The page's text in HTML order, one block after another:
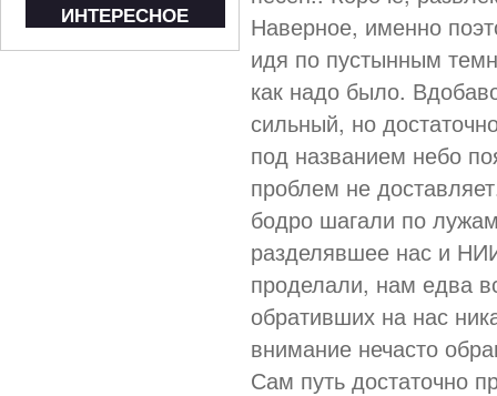
Наверное, именно
идя по пустынным
как надо было.
сильный, но
под названием небо
проблем не
бодро шагали по
разделявшее нас и
проделали, нам едва
обративших на нас
внимание нечасто
Сам путь достаточно
ИНТЕРЕСНОЕ